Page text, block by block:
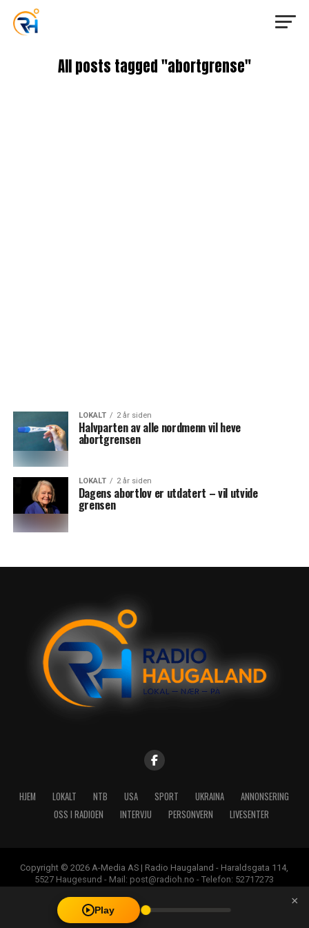
All posts tagged "abortgrense"
LOKALT 2 år siden
Halvparten av alle nordmenn vil heve
abortgrensen
LOKALT 2 år siden
Dagens abortlov er utdatert – vil utvide
grensen
HJEM LOKALT NTB USA SPORT UKRAINA
ANNONSERING
OSS I RADIOEN
INTERVJU PERSONVERN LIVESENTER
Copyright © 2026 A-Media AS | Radio Haugaland - Haraldsgata 114,
5527 Haugesund - Mail: post@radioh.no - Telefon: 52717273
Play
×